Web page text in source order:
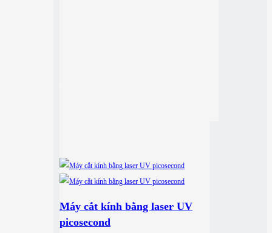
Máy cắt kính bằng laser UV
picosecond